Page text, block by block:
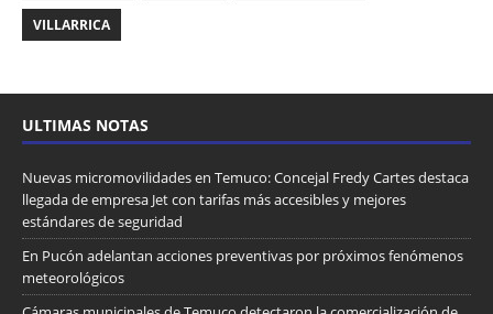
VILLARRICA
ULTIMAS NOTAS
Nuevas micromovilidades en Temuco: Concejal Fredy Cartes destaca
llegada de empresa Jet con tarifas más accesibles y mejores
estándares de seguridad
En Pucón adelantan acciones preventivas por próximos fenómenos
meteorológicos